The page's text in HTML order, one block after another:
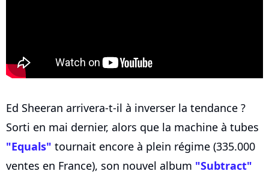
Ed Sheeran arrivera-t-il à inverser la tendance ?
Sorti en mai dernier, alors que la machine à tubes
"Equals" tournait encore à plein régime (335.000
ventes en France), son nouvel album "Subtract"